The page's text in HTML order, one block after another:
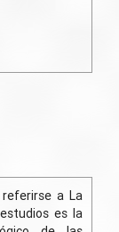
a La
es la